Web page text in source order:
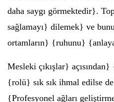
daha saygı görmektedir}.
sağlamayı} dilemek} ve
ortamların} {ruhunu}
Mesleki çıkışlar}
{rolü} sık sık ihmal edilse
{Profesyonel ağları